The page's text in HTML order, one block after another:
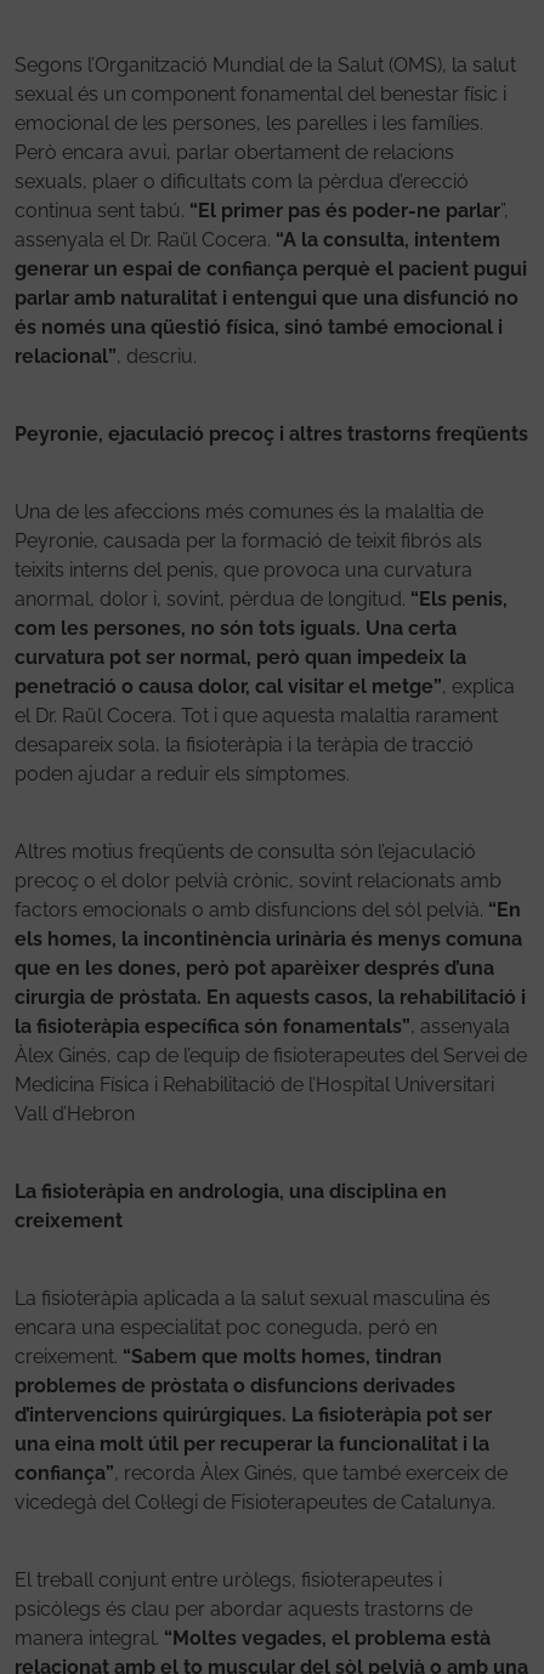
Segons l’Organització Mundial de la Salut (OMS), la salut
sexual és un component fonamental del benestar físic i
emocional de les persones, les parelles i les famílies.
Però encara avui, parlar obertament de relacions
sexuals, plaer o dificultats com la pèrdua d’erecció
continua sent tabú. “El primer pas és poder-ne parlar”,
assenyala el Dr. Raül Cocera. “A la consulta, intentem
generar un espai de confiança perquè el pacient pugui
parlar amb naturalitat i entengui que una disfunció no
és només una qüestió física, sinó també emocional i
relacional”, descriu.
Peyronie, ejaculació precoç i altres trastorns freqüents
Una de les afeccions més comunes és la malaltia de
Peyronie, causada per la formació de teixit fibrós als
teixits interns del penis, que provoca una curvatura
anormal, dolor i, sovint, pèrdua de longitud. “Els penis,
com les persones, no són tots iguals. Una certa
curvatura pot ser normal, però quan impedeix la
penetració o causa dolor, cal visitar el metge”, explica
el Dr. Raül Cocera. Tot i que aquesta malaltia rarament
desapareix sola, la fisioteràpia i la teràpia de tracció
poden ajudar a reduir els símptomes.
Altres motius freqüents de consulta són l’ejaculació
precoç o el dolor pelvià crònic, sovint relacionats amb
factors emocionals o amb disfuncions del sòl pelvià. “En
els homes, la incontinència urinària és menys comuna
que en les dones, però pot aparèixer després d’una
cirurgia de pròstata. En aquests casos, la rehabilitació i
la fisioteràpia específica són fonamentals”, assenyala
Àlex Ginés, cap de l’equip de fisioterapeutes del Servei de
Medicina Física i Rehabilitació de l’Hospital Universitari
Vall d’Hebron
La fisioteràpia en andrologia, una disciplina en
creixement
La fisioteràpia aplicada a la salut sexual masculina és
encara una especialitat poc coneguda, però en
creixement. “Sabem que molts homes, tindran
problemes de pròstata o disfuncions derivades
d’intervencions quirúrgiques. La fisioteràpia pot ser
una eina molt útil per recuperar la funcionalitat i la
confiança”, recorda Àlex Ginés, que també exerceix de
vicedegà del Col·legi de Fisioterapeutes de Catalunya.
El treball conjunt entre uròlegs, fisioterapeutes i
psicòlegs és clau per abordar aquests trastorns de
manera integral. “Moltes vegades, el problema està
relacionat amb el to muscular del sòl pelvià o amb una